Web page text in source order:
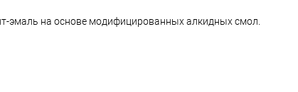
эмаль на основе модифицированных алкидных смол.